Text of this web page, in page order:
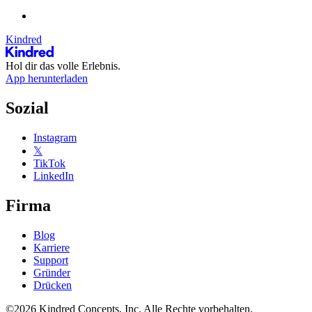
Kindred
Hol dir das volle Erlebnis.
App herunterladen
Sozial
Instagram
𝕏
TikTok
LinkedIn
Firma
Blog
Karriere
Support
Gründer
Drücken
©2026 Kindred Concepts, Inc. Alle Rechte vorbehalten.